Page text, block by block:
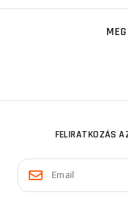
FELIRATKOZÁS